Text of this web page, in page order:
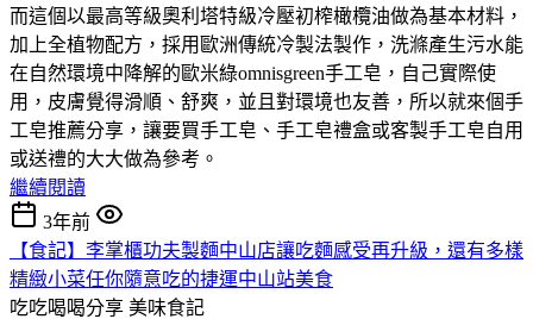
而這個以最高等級奧利塔特級冷壓初榨橄欖油做為基本材料，
加上全植物配方，採用歐洲傳統冷製法製作，洗滌產生污水能
在自然環境中降解的歐米綠omnisgreen手工皂，自己實際使
用，皮膚覺得滑順、舒爽，並且對環境也友善，所以就來個手
工皂推薦分享，讓要買手工皂、手工皂禮盒或客製手工皂自用
或送禮的大大做為參考。
繼續閱讀
3年前
【食記】李掌櫃功夫製麵中山店讓吃麵感受再升級，還有多樣
精緻小菜任你隨意吃的捷運中山站美食
吃吃喝喝分享 美味食記